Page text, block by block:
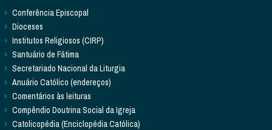
Conferência Episcopal
Dioceses
Institutos Religiosos (CIRP)
Santuário de Fátima
Secretariado Nacional da Liturgia
Anuário Católico (endereços)
Comentários às leituras
Compêndio Doutrina Social da Igreja
Catolicopédia (Enciclopédia Católica)